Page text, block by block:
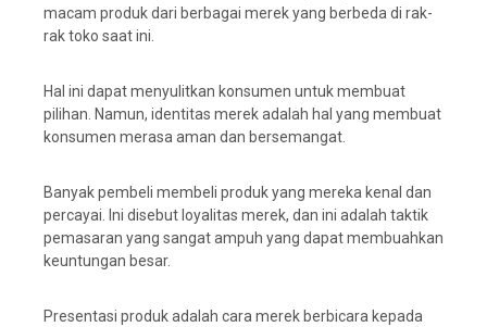
macam produk dari berbagai merek yang berbeda di rak-
rak toko saat ini.
Hal ini dapat menyulitkan konsumen untuk membuat
pilihan. Namun, identitas merek adalah hal yang membuat
konsumen merasa aman dan bersemangat.
Banyak pembeli membeli produk yang mereka kenal dan
percayai. Ini disebut loyalitas merek, dan ini adalah taktik
pemasaran yang sangat ampuh yang dapat membuahkan
keuntungan besar.
Presentasi produk adalah cara merek berbicara kepada